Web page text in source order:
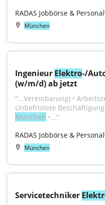
RADAS Jobbörse &
München
Ingenieur Elektro-/
(w/m/d) ab jetzt
"...Vereinbarung) •
München •..."
RADAS Jobbörse &
München
Servicetechniker